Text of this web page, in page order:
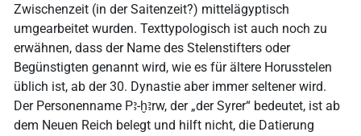
Zwischenzeit (in der Saitenzeit?) mittelägyptisch
umgearbeitet wurden. Texttypologisch ist auch noch zu
erwähnen, dass der Name des Stelenstifters oder
Begünstigten genannt wird, wie es für ältere Horusstelen
üblich ist, ab der 30. Dynastie aber immer seltener wird.
Der Personenname Pꜣ-ḫꜣrw, der „der Syrer“ bedeutet, ist ab
dem Neuen Reich belegt und hilft nicht, die Datierung